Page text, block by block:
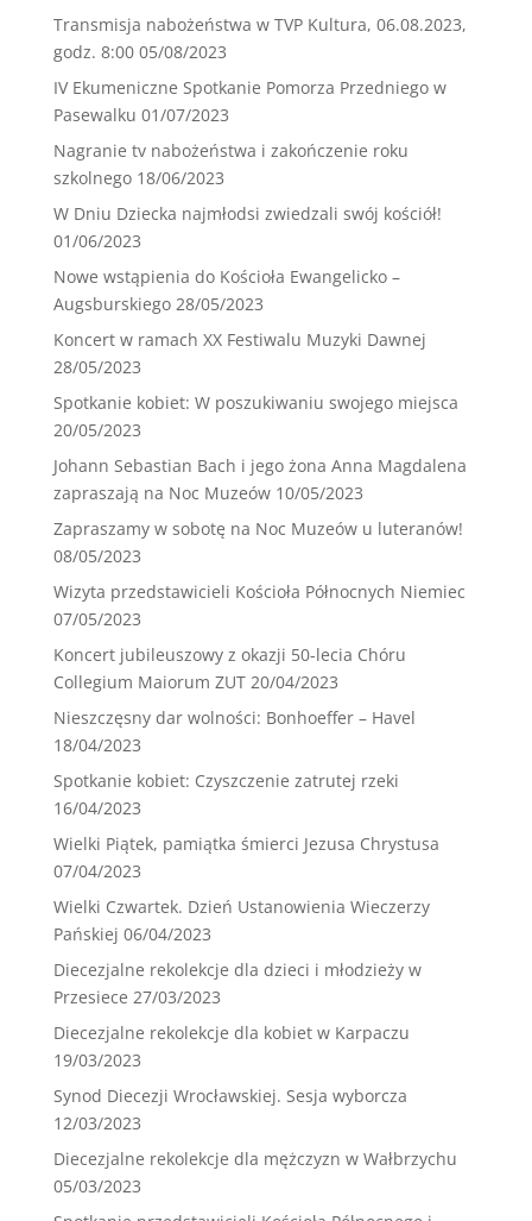
Transmisja nabożeństwa w TVP Kultura, 06.08.2023,
godz. 8:00 05/08/2023
IV Ekumeniczne Spotkanie Pomorza Przedniego w
Pasewalku 01/07/2023
Nagranie tv nabożeństwa i zakończenie roku
szkolnego 18/06/2023
W Dniu Dziecka najmłodsi zwiedzali swój kościół!
01/06/2023
Nowe wstąpienia do Kościoła Ewangelicko –
Augsburskiego 28/05/2023
Koncert w ramach XX Festiwalu Muzyki Dawnej
28/05/2023
Spotkanie kobiet: W poszukiwaniu swojego miejsca
20/05/2023
Johann Sebastian Bach i jego żona Anna Magdalena
zapraszają na Noc Muzeów 10/05/2023
Zapraszamy w sobotę na Noc Muzeów u luteranów!
08/05/2023
Wizyta przedstawicieli Kościoła Północnych Niemiec
07/05/2023
Koncert jubileuszowy z okazji 50-lecia Chóru
Collegium Maiorum ZUT 20/04/2023
Nieszczęsny dar wolności: Bonhoeffer – Havel
18/04/2023
Spotkanie kobiet: Czyszczenie zatrutej rzeki
16/04/2023
Wielki Piątek, pamiątka śmierci Jezusa Chrystusa
07/04/2023
Wielki Czwartek. Dzień Ustanowienia Wieczerzy
Pańskiej 06/04/2023
Diecezjalne rekolekcje dla dzieci i młodzieży w
Przesiece 27/03/2023
Diecezjalne rekolekcje dla kobiet w Karpaczu
19/03/2023
Synod Diecezji Wrocławskiej. Sesja wyborcza
12/03/2023
Diecezjalne rekolekcje dla mężczyzn w Wałbrzychu
05/03/2023